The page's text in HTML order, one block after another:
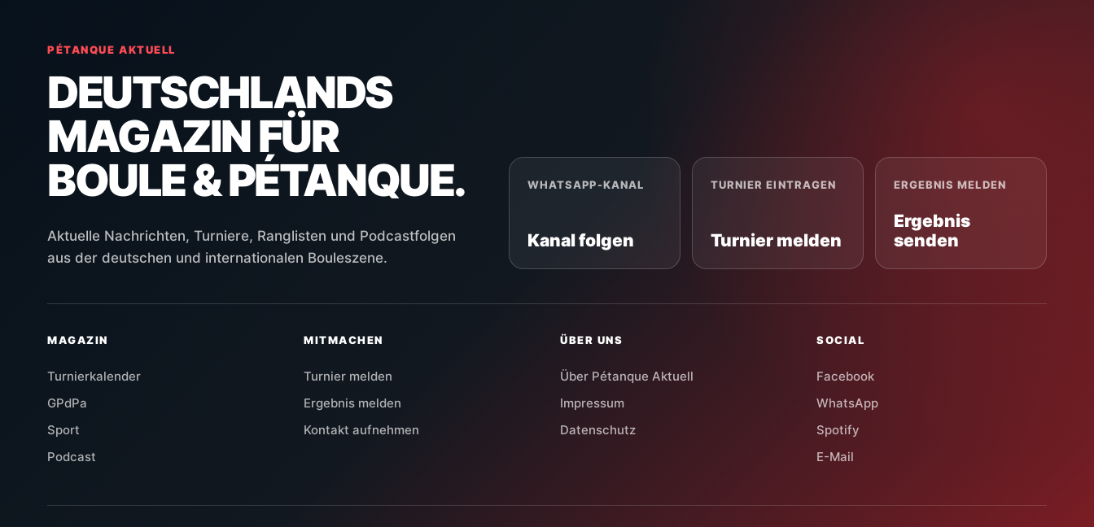
PÉTANQUE AKTUELL
DEUTSCHLANDS
MAGAZIN FÜR
BOULE & PÉTANQUE.
Aktuelle Nachrichten, Turniere, Ranglisten und Podcastfolgen
aus der deutschen und internationalen Bouleszene.
WHATSAPP-KANAL
Kanal folgen
TURNIER EINTRAGEN
Turnier melden
ERGEBNIS MELDEN
Ergebnis
senden
MAGAZIN
Turnierkalender
GPdPa
Sport
Podcast
MITMACHEN
Turnier melden
Ergebnis melden
Kontakt aufnehmen
ÜBER UNS
Über Pétanque Aktuell
Impressum
Datenschutz
SOCIAL
Facebook
WhatsApp
Spotify
E-Mail